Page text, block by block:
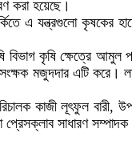
করা হয়েছে।
এ যন্ত্রগুলো কৃষকের
বিভাগ কৃষি ক্ষেত্রে
মজুদদার এটি করে।
কাজী লূৎফুল বারী,
সাধারণ সম্পাদক